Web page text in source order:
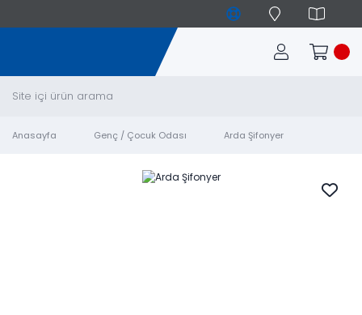
Anasayfa Genç / Çocuk Odası Arda Şifonyer